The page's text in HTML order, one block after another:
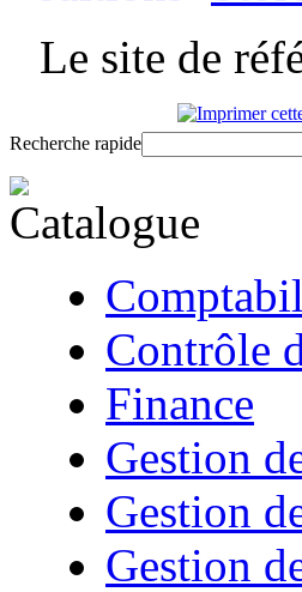
Le site de
Recherche rapide
Contrôle
Finance
Gestion
Gestion
Gestion